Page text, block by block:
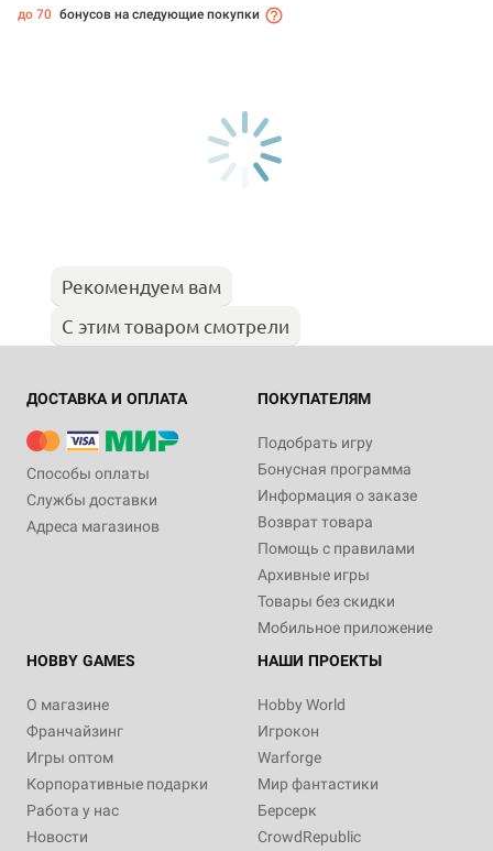
до 70 бонусов на следующие покупки
Рекомендуем вам
С этим товаром смотрели
ДОСТАВКА И ОПЛАТА
Способы оплаты
Службы доставки
Адреса магазинов
ПОКУПАТЕЛЯМ
Подобрать игру
Бонусная программа
Информация о заказе
Возврат товара
Помощь с правилами
Архивные игры
Товары без скидки
Мобильное приложение
HOBBY GAMES
О магазине
Франчайзинг
Игры оптом
Корпоративные подарки
Работа у нас
Новости
НАШИ ПРОЕКТЫ
Hobby World
Игрокон
Warforge
Мир фантастики
Берсерк
CrowdRepublic